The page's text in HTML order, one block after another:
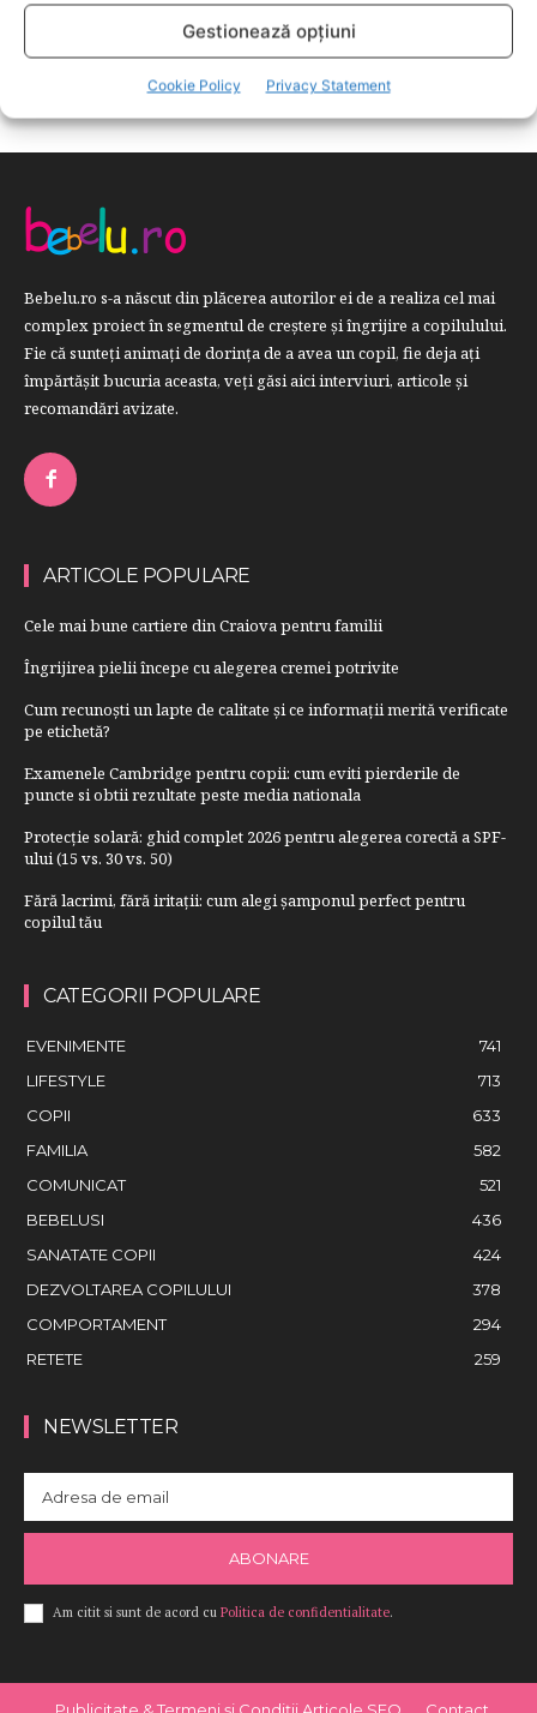
Gestionează opțiuni
Cookie Policy Privacy Statement
RETETE
259
Bebelu.ro s-a născut din plăcerea autorilor ei de a realiza cel mai
complex proiect în segmentul de creştere şi îngrijire a copilulului.
Fie că sunteţi animaţi de dorinţa de a avea un copil, fie deja aţi
împărtăşit bucuria aceasta, veți găsi aici interviuri, articole şi
recomandări avizate.
ARTICOLE POPULARE
Cele mai bune cartiere din Craiova pentru familii
Îngrijirea pielii începe cu alegerea cremei potrivite
Cum recunoști un lapte de calitate și ce informații merită verificate
pe etichetă?
Examenele Cambridge pentru copii: cum eviti pierderile de
puncte si obtii rezultate peste media nationala
Protecție solară: ghid complet 2026 pentru alegerea corectă a SPF-
ului (15 vs. 30 vs. 50)
Fără lacrimi, fără iritații: cum alegi șamponul perfect pentru
copilul tău
CATEGORII POPULARE
EVENIMENTE
741
LIFESTYLE
713
COPII
633
FAMILIA
582
COMUNICAT
521
BEBELUSI
436
SANATATE COPII
424
DEZVOLTAREA COPILULUI
378
COMPORTAMENT
294
RETETE
259
NEWSLETTER
ABONARE
Am citit si sunt de acord cu Politica de confidentialitate.
Publicitate & Termeni și Condiții Articole SEO Contact